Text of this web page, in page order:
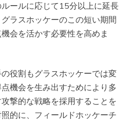
ールに応じて15分以上に延長
ラスホッケーのこの短い期間
会を活かす必要性を高めま
役割もグラスホッケーでは変
機会を生み出すためにより多
撃的な戦略を採用することを
的に、フィールドホッケーチ